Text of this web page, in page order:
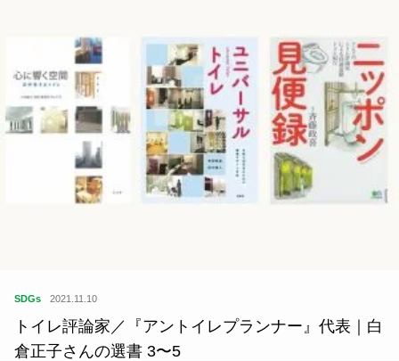
SDGs 2021.11.10
トイレ評論家／『アントイレプランナー』代表｜白
倉正子さんの選書 3〜5